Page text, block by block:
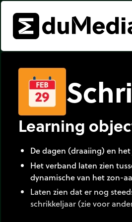
Learning
De dagen (draaiing) en
Het verband laten zien
dynamische van het zon-
Laten zien dat er nog
schrikkeljaar (zie voor